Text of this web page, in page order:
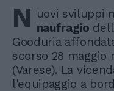
N uovi sviluppi
naufragio
Gooduria
scorso 28 maggio
(Varese). La
l'equipaggio a